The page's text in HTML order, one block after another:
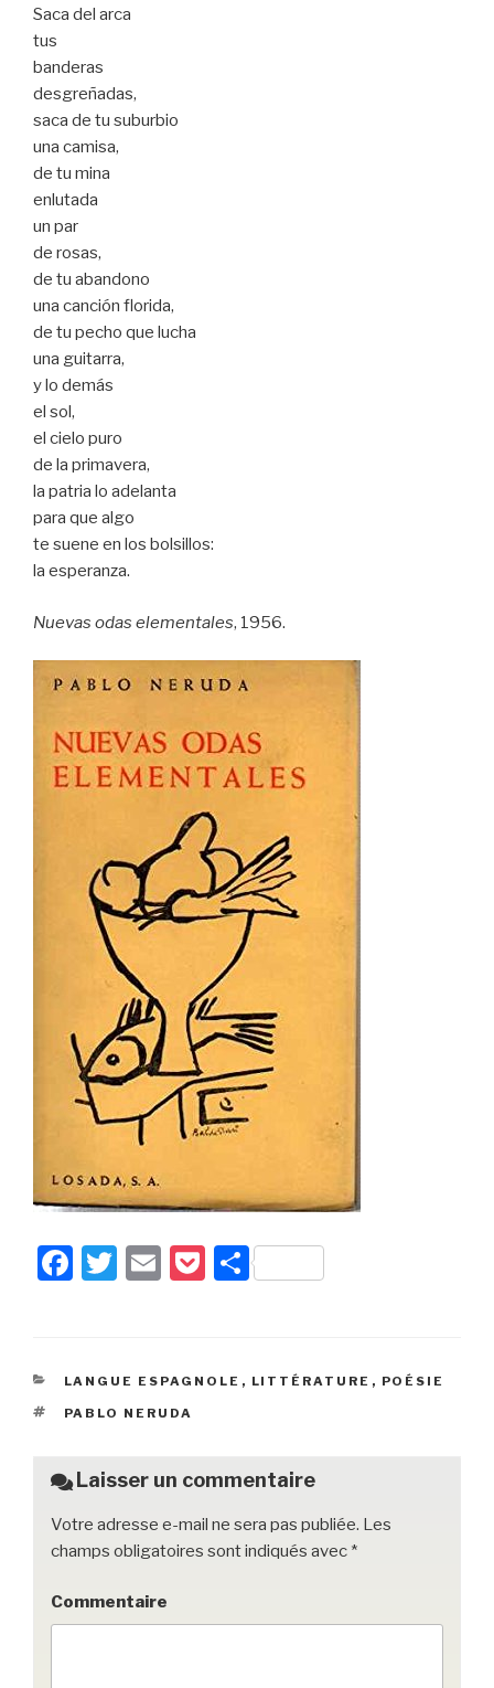
Saca del arca
tus
banderas
desgreñadas,
saca de tu suburbio
una camisa,
de tu mina
enlutada
un par
de rosas,
de tu abandono
una canción florida,
de tu pecho que lucha
una guitarra,
y lo demás
el sol,
el cielo puro
de la primavera,
la patria lo adelanta
para que algo
te suene en los bolsillos:
la esperanza.
Nuevas odas elementales, 1956.
F
e
b
o
k
T
er
E
P
k
P
g
CATÉGORIES
LANGUE ESPAGNOLE , LITTÉRATURE , POÉSIE
ÉTIQUETTES
PABLO NERUDA
Laisser un commentaire
Votre adresse e-mail ne sera pas publiée. Les
champs obligatoires sont indiqués avec *
Commentaire